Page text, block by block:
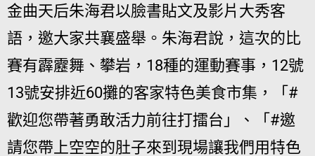
金曲天后朱海君以臉書貼文及影片大秀客
語，邀大家共襄盛舉。朱海君說，這次的比
賽有霹靂舞、攀岩，18種的運動賽事，12號
13號安排近60攤的客家特色美食市集，「#
歡迎您帶著勇敢活力前往打擂台」、「#邀
請您帶上空空的肚子來到現場讓我們用特色